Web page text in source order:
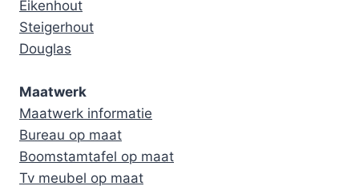
Eikenhout
Steigerhout
Douglas
Maatwerk
Maatwerk informatie
Bureau op maat
Boomstamtafel op maat
Tv meubel op maat